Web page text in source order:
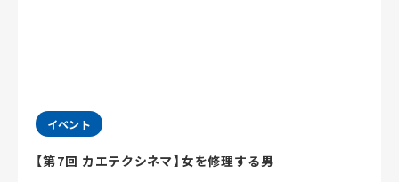
イベント
【第7回 カエテクシネマ】女を修理する男